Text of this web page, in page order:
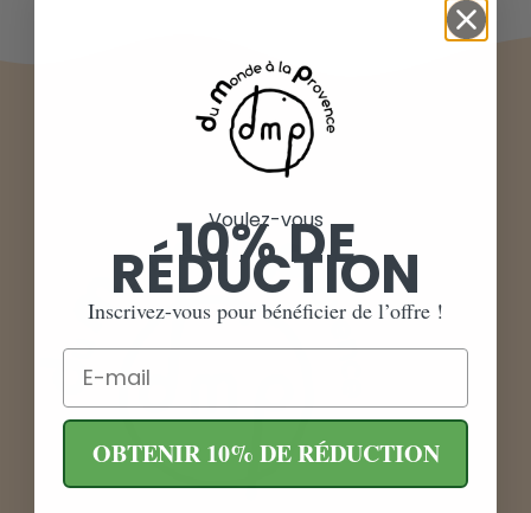
Voulez-vous
10% DE
RÉDUCTION
Inscrivez-vous pour bénéficier de l’offre !
Email
OBTENIR 10% DE RÉDUCTION